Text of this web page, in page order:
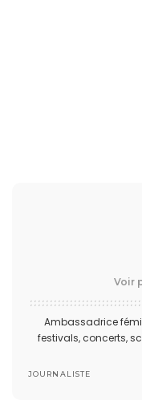
Voir
Ambassadrice
festivals, concerts,
JOURNALISTE